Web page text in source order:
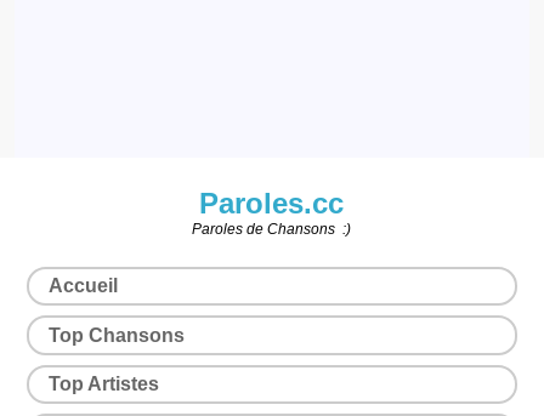
Paroles.cc
Paroles de Chansons :)
Accueil
Top Chansons
Top Artistes